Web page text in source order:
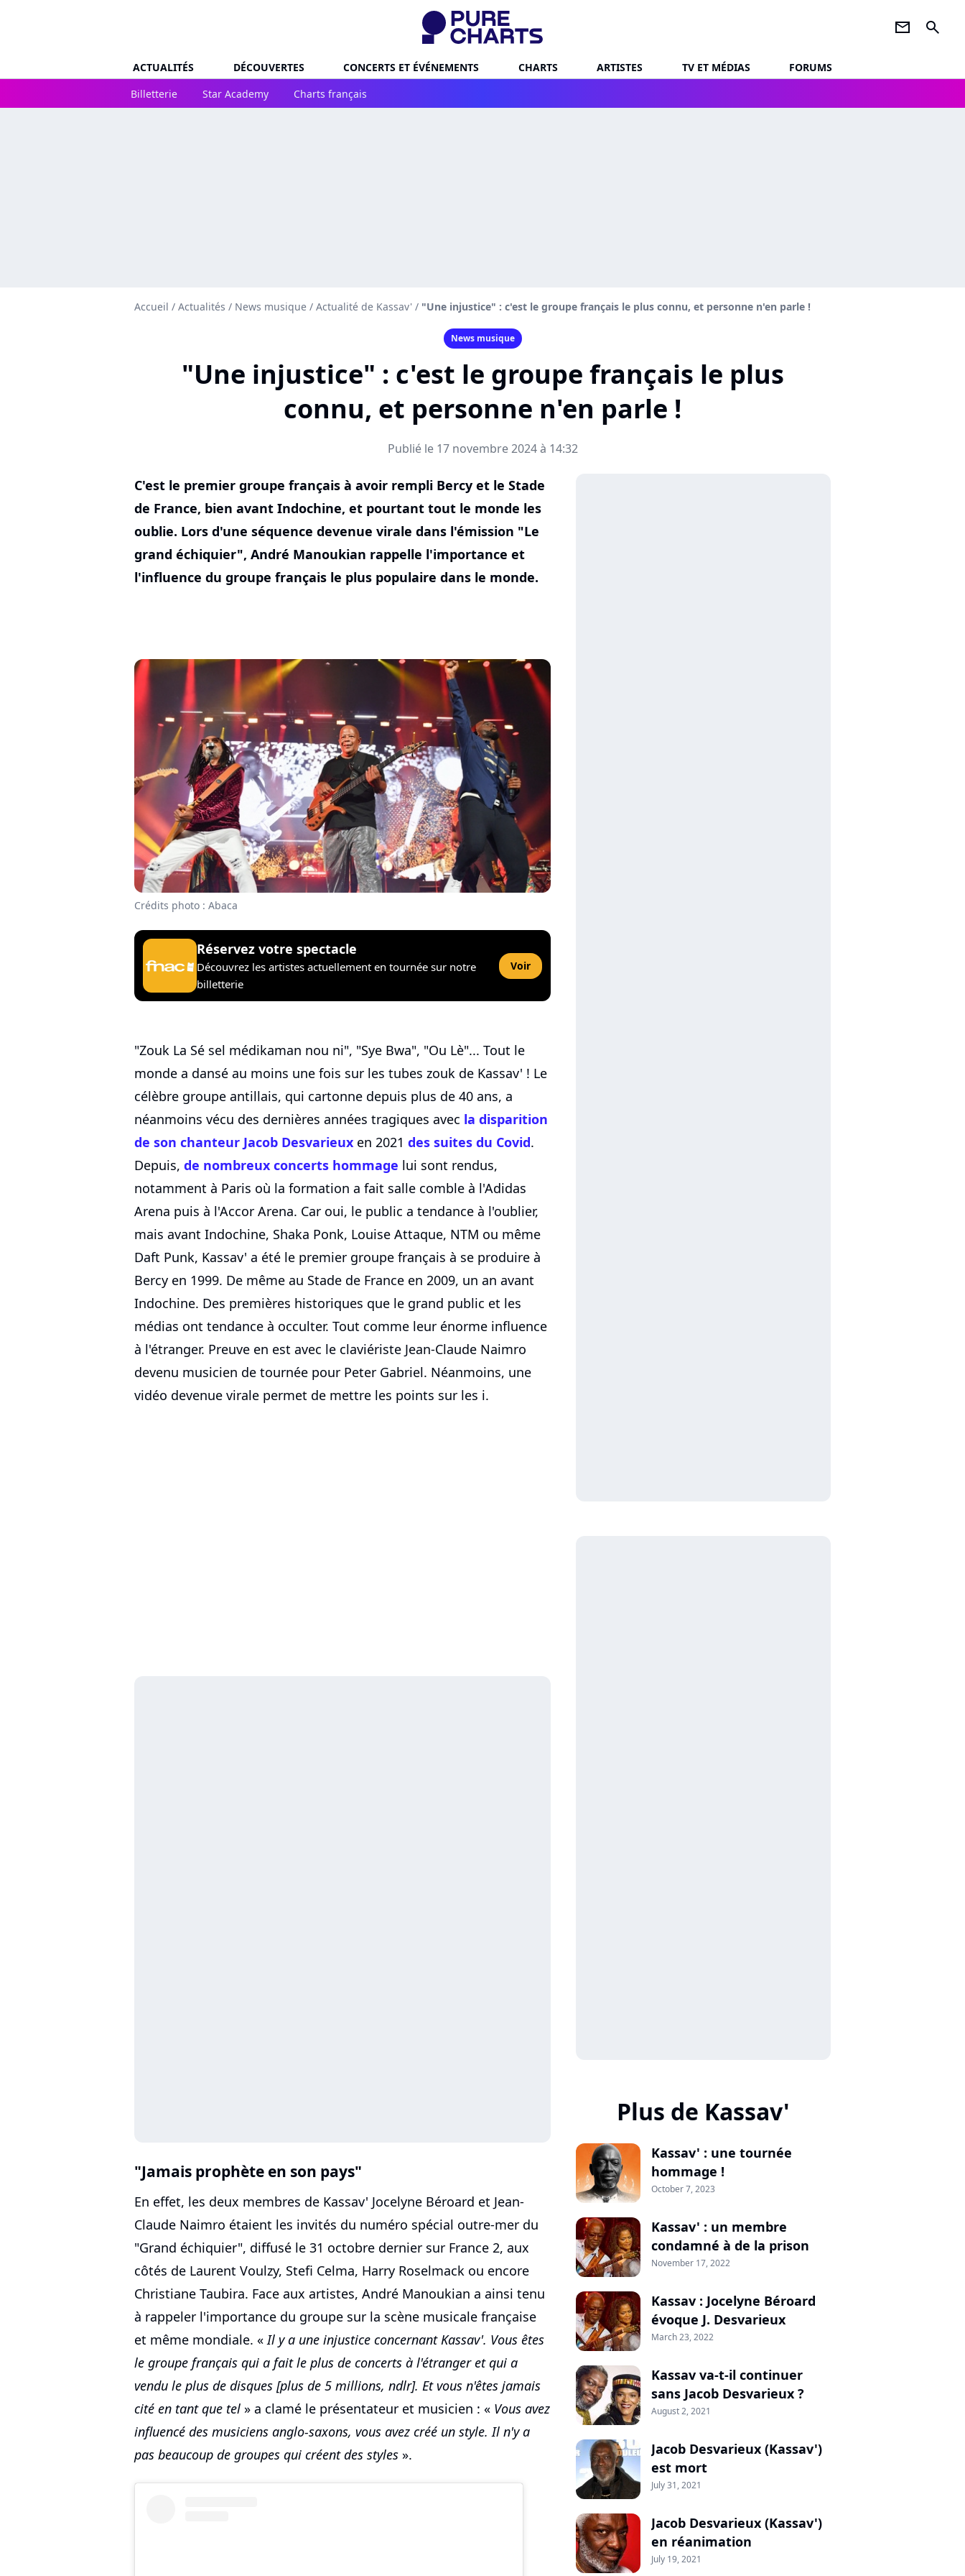
newsletter search
ACTUALITÉS DÉCOUVERTES CONCERTS ET ÉVÉNEMENTS CHARTS ARTISTES TV ET MÉDIAS
FORUMS
Billetterie
Star Academy Charts français
Accueil / Actualités / News musique / Actualité de Kassav' / "Une injustice" : c'est le groupe français le plus connu, et personne n'en parle !
News musique
"Une injustice" : c'est le groupe français le plus
connu, et personne n'en parle !
Publié le 17 novembre 2024 à 14:32
C'est le premier groupe français à avoir rempli Bercy et le Stade
de France, bien avant Indochine, et pourtant tout le monde les
oublie. Lors d'une séquence devenue virale dans l'émission "Le
grand échiquier", André Manoukian rappelle l'importance et
l'influence du groupe français le plus populaire dans le monde.
Crédits photo : Abaca
Réservez votre spectacle
Découvrez les artistes actuellement en tournée sur notre
billetterie
Voir
"Zouk La Sé sel médikaman nou ni", "Sye Bwa", "Ou Lè"... Tout le
monde a dansé au moins une fois sur les tubes zouk de Kassav' ! Le
célèbre groupe antillais, qui cartonne depuis plus de 40 ans, a
néanmoins vécu des dernières années tragiques avec la disparition
de son chanteur Jacob Desvarieux en 2021 des suites du Covid.
Depuis, de nombreux concerts hommage lui sont rendus,
notamment à Paris où la formation a fait salle comble à l'Adidas
Arena puis à l'Accor Arena. Car oui, le public a tendance à l'oublier,
mais avant Indochine, Shaka Ponk, Louise Attaque, NTM ou même
Daft Punk, Kassav' a été le premier groupe français à se produire à
Bercy en 1999. De même au Stade de France en 2009, un an avant
Indochine. Des premières historiques que le grand public et les
médias ont tendance à occulter. Tout comme leur énorme influence
à l'étranger. Preuve en est avec le claviériste Jean-Claude Naimro
devenu musicien de tournée pour Peter Gabriel. Néanmoins, une
vidéo devenue virale permet de mettre les points sur les i.
"Jamais prophète en son pays"
En effet, les deux membres de Kassav' Jocelyne Béroard et Jean-
Claude Naimro étaient les invités du numéro spécial outre-mer du
"Grand échiquier", diffusé le 31 octobre dernier sur France 2, aux
côtés de Laurent Voulzy, Stefi Celma, Harry Roselmack ou encore
Christiane Taubira. Face aux artistes, André Manoukian a ainsi tenu
à rappeler l'importance du groupe sur la scène musicale française
et même mondiale. « Il y a une injustice concernant Kassav'. Vous êtes
le groupe français qui a fait le plus de concerts à l'étranger et qui a
vendu le plus de disques [plus de 5 millions, ndlr]. Et vous n'êtes jamais
cité en tant que tel » a clamé le présentateur et musicien : « Vous avez
influencé des musiciens anglo-saxons, vous avez créé un style. Il n'y a
pas beaucoup de groupes qui créent des styles ».
Plus de Kassav'
Kassav' : une tournée
hommage !
October 7, 2023
Kassav' : un membre
condamné à de la prison
November 17, 2022
Kassav : Jocelyne Béroard
évoque J. Desvarieux
March 23, 2022
Kassav va-t-il continuer
sans Jacob Desvarieux ?
August 2, 2021
Jacob Desvarieux (Kassav')
est mort
July 31, 2021
Jacob Desvarieux (Kassav')
en réanimation
July 19, 2021